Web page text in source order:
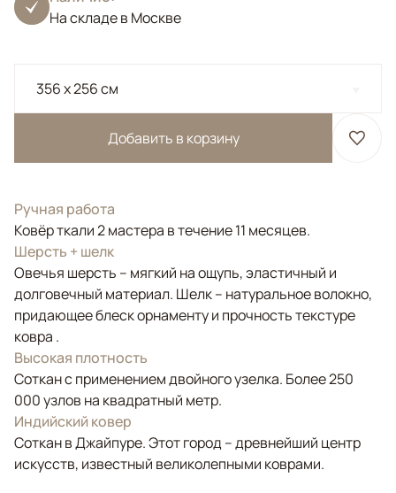
На складе в Москве
356 x 256 см
Добавить в корзину
Ручная работа
Ковёр ткали 2 мастера в течение 11 месяцев.
Шерсть + шелк
Овечья шерсть – мягкий на ощупь, эластичный и
долговечный материал. Шелк – натуральное волокно,
придающее блеск орнаменту и прочность текстуре
ковра .
Высокая плотность
Соткан с применением двойного узелка. Более 250
000 узлов на квадратный метр.
Индийский ковер
Соткан в Джайпуре. Этот город – древнейший центр
искусств, известный великолепными коврами.